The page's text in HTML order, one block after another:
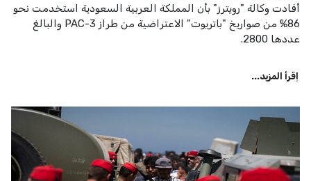
أفادت وكالة "رويترز" بأن المملكة العربية السعودية استخدمت نحو
86% من صواريخ "باتريوت" الاعتراضية من طراز PAC-3 والبالغ
عددها 2800.
اِقرأ المزيد...